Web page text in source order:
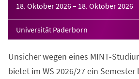
18. Oktober 2026– 18. Oktober 2026
Universität Paderborn
Unsicher wegen eines MINT-
bietet im WS 2026/27 ein